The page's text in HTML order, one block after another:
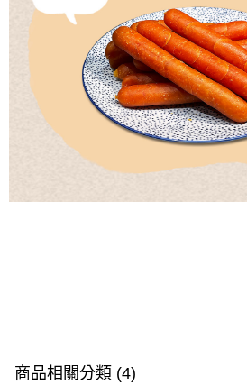
商品相關分類 (4)